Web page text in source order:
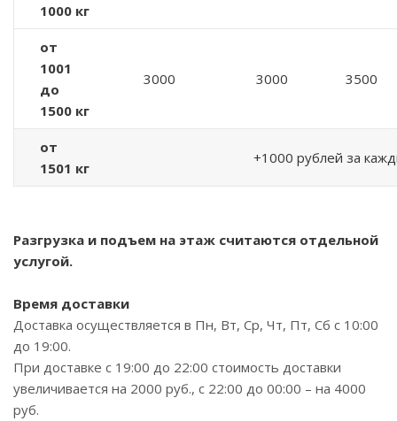
1000 кг
от
1001
до
1500 кг
3000 3000 3500
от
1501 кг
+1000 рублей за
Разгрузка и подъем на этаж считаются отдельной
услугой.
Время доставки
Доставка осуществляется в Пн, Вт, Ср, Чт, Пт, Сб с 10:00
до 19:00.
При доставке с 19:00 до 22:00 стоимость доставки
увеличивается на 2000 руб., с 22:00 до 00:00 – на 4000
руб.